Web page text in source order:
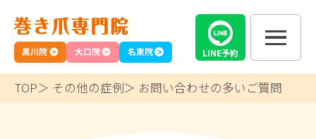
名東院
黒川院 大口院 LINE予約
TOP その他の症例 お問い合わせの多いご質問